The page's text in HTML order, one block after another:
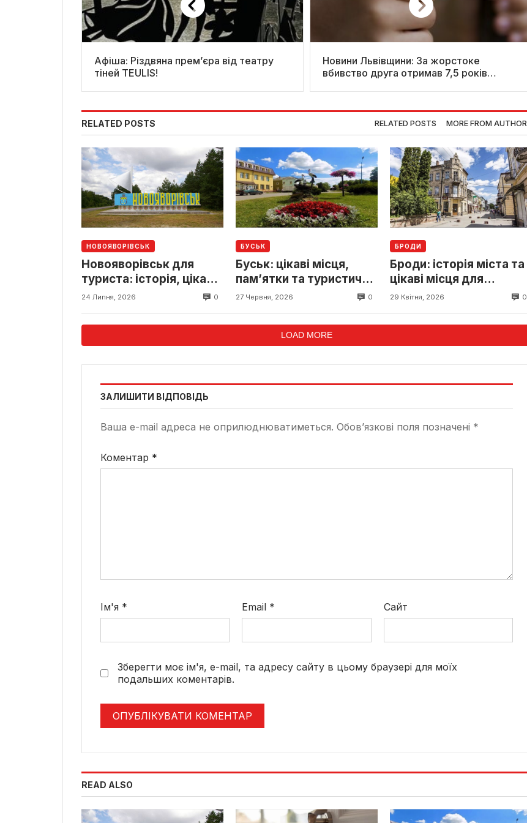
Афіша: Різдвяна прем’єра від театру
тіней TEULIS!
Новини Львівщини: За жорстоке
вбивство друга отримав 7,5 років
RELATED POSTS RELATED POSTS MORE FROM AUTHOR
НОВОЯВОРІВСЬК
Новояворівськ для
туриста: історія, цікаві
місця та відпочинок
24 Липня, 2026 0
БУСЬК
Буськ: цікаві місця,
пам’ятки та туристичні
локації міста
27 Червня, 2026 0
БРОДИ
Броди: історія міста та
цікаві місця для
туристів
29 Квітня, 2026 0
LOAD MORE
ЗАЛИШИТИ ВІДПОВІДЬ
Ваша e-mail адреса не оприлюднюватиметься. Обов’язкові поля позначені *
Коментар *
Ім'я * Email * Сайт
Зберегти моє ім'я, e-mail, та адресу сайту в цьому браузері для моїх
подальших коментарів.
READ ALSO